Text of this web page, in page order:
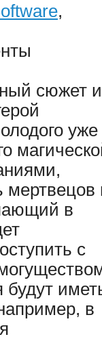
,
сюжет и
уже
мертвецов
в
с
будут
в